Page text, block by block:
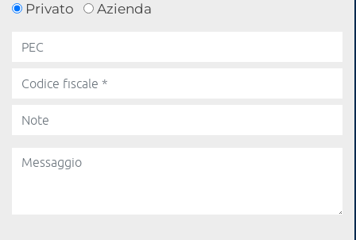
Privato Azienda